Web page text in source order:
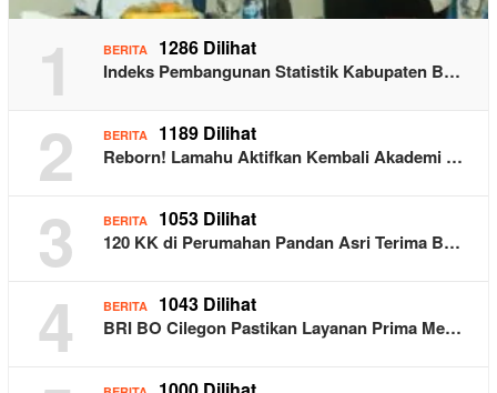
1 BERITA 1286 Dilihat
Indeks Pembangunan Statistik Kabupaten B…
2 BERITA 1189 Dilihat
Reborn! Lamahu Aktifkan Kembali Akademi …
3 BERITA 1053 Dilihat
120 KK di Perumahan Pandan Asri Terima B…
4 BERITA 1043 Dilihat
BRI BO Cilegon Pastikan Layanan Prima Me…